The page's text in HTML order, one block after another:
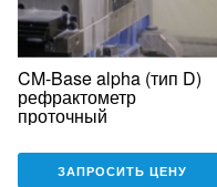
CM-Base alpha (тип D)
рефрактометр
проточный
ЗАПРОСИТЬ ЦЕНУ